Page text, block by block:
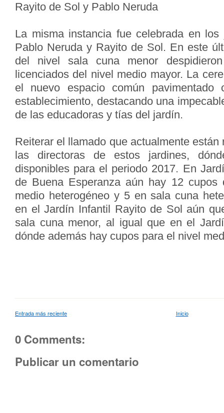
Rayito de Sol y Pablo Neruda
La misma instancia fue celebrada en los
Pablo Neruda y Rayito de Sol. En este
del nivel sala cuna menor
licenciados del nivel medio mayor. La
el nuevo espacio común
establecimiento, destacando una
de las educadoras y tías del jardín.
Reiterar el llamado que actualmente
las directoras de estos jardines,
disponibles para el periodo 2017. En
de Buena Esperanza aún hay 12 cupos
medio heterogéneo y 5 en sala cuna
en el Jardín Infantil Rayito de Sol aún
sala cuna menor, al igual que en el
dónde además hay cupos para el nivel
Entrada más reciente Inicio
0 Comments:
Publicar un comentario